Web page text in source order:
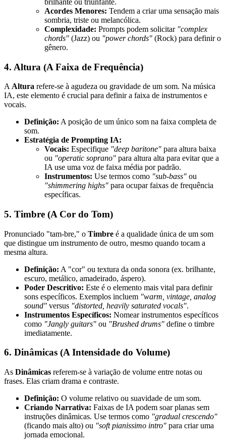
Acordes Menores: Tendem a criar uma sensação mais
sombria, triste ou melancólica.
Complexidade: Prompts podem solicitar "complex
chords" (Jazz) ou "power chords" (Rock) para definir o
gênero.
4. Altura (A Faixa de Frequência)
A Altura refere-se à agudeza ou gravidade de um som. Na música
IA, este elemento é crucial para definir a faixa de instrumentos e
vocais.
Definição: A posição de um único som na faixa completa de
som.
Estratégia de Prompting IA:
Vocais: Especifique "deep baritone" para altura baixa
ou "operatic soprano" para altura alta para evitar que a
IA use uma voz de faixa média por padrão.
Instrumentos: Use termos como "sub-bass" ou
"shimmering highs" para ocupar faixas de frequência
específicas.
5. Timbre (A Cor do Tom)
Pronunciado "tam-bre," o Timbre é a qualidade única de um som
que distingue um instrumento de outro, mesmo quando tocam a
mesma altura.
Definição: A "cor" ou textura da onda sonora (ex. brilhante,
escuro, metálico, amadeirado, áspero).
Poder Descritivo: Este é o elemento mais vital para definir
sons específicos. Exemplos incluem "warm, vintage, analog
sound" versus "distorted, heavily saturated vocals".
Instrumentos Específicos: Nomear instrumentos específicos
como "Jangly guitars" ou "Brushed drums" define o timbre
imediatamente.
6. Dinâmicas (A Intensidade do Volume)
As Dinâmicas referem-se à variação de volume entre notas ou
frases. Elas criam drama e contraste.
Definição: O volume relativo ou suavidade de um som.
Criando Narrativa: Faixas de IA podem soar planas sem
instruções dinâmicas. Use termos como "gradual crescendo"
(ficando mais alto) ou "soft pianissimo intro" para criar uma
jornada emocional.